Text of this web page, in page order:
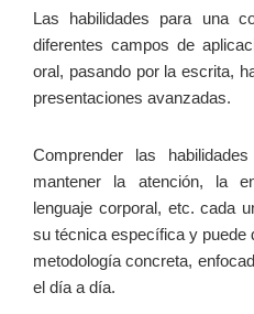
Las habilidades para una
diferentes campos de
oral, pasando por la escrita,
presentaciones avanzadas.
Comprender las
mantener la atención, la
lenguaje corporal, etc. cada
su técnica específica y puede
metodología concreta,
el día a día.